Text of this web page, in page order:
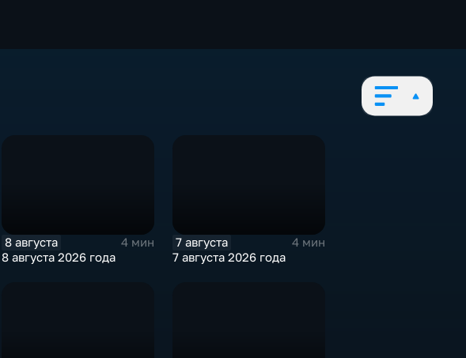
8 августа
4 мин
8 августа 2026 года
7 августа
4 мин
7 августа 2026 года